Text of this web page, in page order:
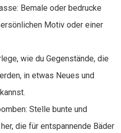
Bemale oder bedrucke
Motiv oder einer
wie du Gegenstände, die
in etwas Neues und
Stelle bunte und
die für entspannende Bäder